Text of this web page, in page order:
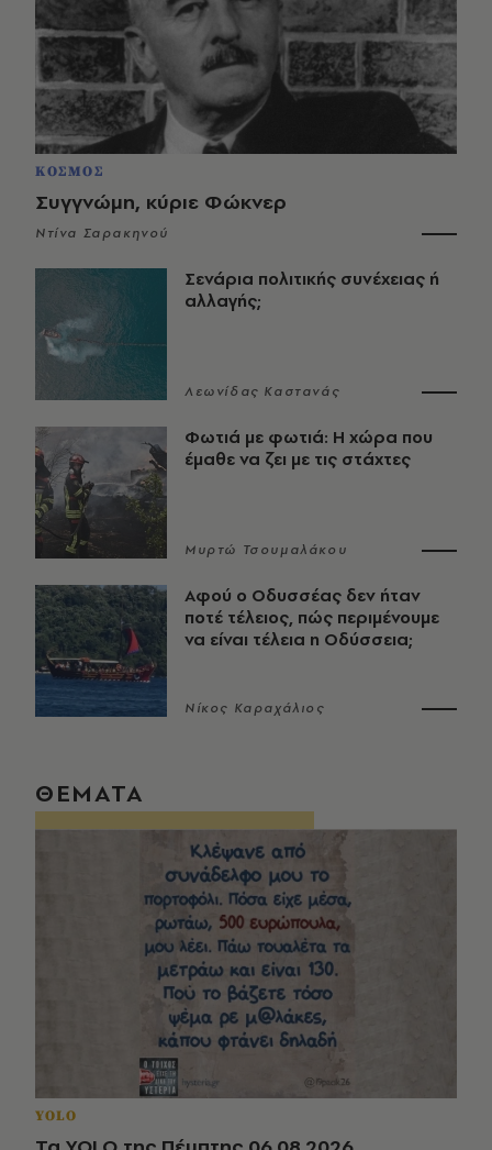
ΚΟΣΜΟΣ
Συγγνώμη, κύριε Φώκνερ
Ντίνα Σαρακηνού
Σενάρια πολιτικής συνέχειας ή
αλλαγής;
Λεωνίδας Καστανάς
Φωτιά με φωτιά: Η χώρα που
έμαθε να ζει με τις στάχτες
Μυρτώ Τσουμαλάκου
Αφού ο Οδυσσέας δεν ήταν
ποτέ τέλειος, πώς περιμένουμε
να είναι τέλεια η Οδύσσεια;
Νίκος Καραχάλιος
ΘΕΜΑΤΑ
YOLO